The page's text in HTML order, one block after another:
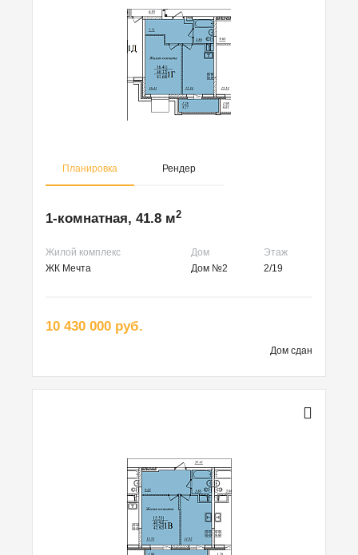
Планировка Рендер
1-комнатная, 41.8 м2
Жилой комплекс Дом
Этаж
ЖК Мечта
Дом №2 2/19
10 430 000 руб.
Дом сдан